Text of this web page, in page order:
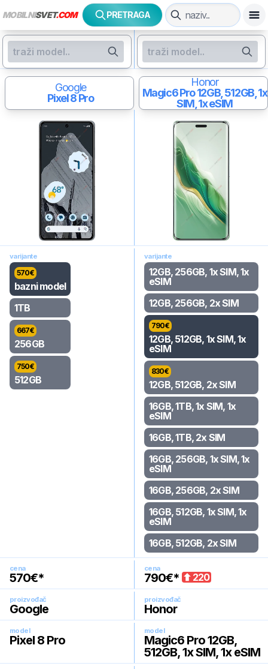
MOBILNISVET.COM PRETRAGA
Google
Pixel 8 Pro
Honor
Magic6 Pro12GB, 512GB, 1x
SIM, 1x eSIM
varijante
570€
bazni model
1TB
667€
256GB
750€
512GB
varijante
12GB, 256GB, 1x SIM, 1x
eSIM
12GB, 256GB, 2x SIM
790€
12GB, 512GB, 1x SIM, 1x
eSIM
830€
12GB, 512GB, 2x SIM
16GB, 1TB, 1x SIM, 1x
eSIM
16GB, 1TB, 2x SIM
16GB, 256GB, 1x SIM, 1x
eSIM
16GB, 256GB, 2x SIM
16GB, 512GB, 1x SIM, 1x
eSIM
16GB, 512GB, 2x SIM
cena
570€*
cena
790€* 220
proizvođač
Google
proizvođač
Honor
model
Pixel 8 Pro
model
Magic6 Pro 12GB,
512GB, 1x SIM, 1x eSIM